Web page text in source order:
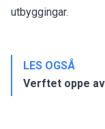
utbyggingar.
LES OGSÅ
Verftet oppe